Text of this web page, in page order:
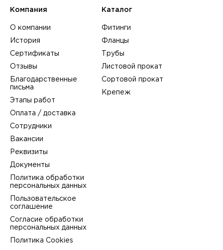
Компания
О компании
История
Сертификаты
Отзывы
Благодарственные
письма
Этапы работ
Оплата / доставка
Сотрудники
Вакансии
Реквизиты
Документы
Политика обработки
персональных данных
Пользовательское
соглашение
Согласие обработки
персональных данных
Политика Cookies
Каталог
Фитинги
Фланцы
Трубы
Листовой прокат
Сортовой прокат
Крепеж